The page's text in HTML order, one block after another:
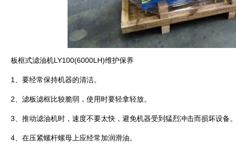
板框式滤油机LY100(6000LH)维护保养
1、要经常保持机器的清洁。
2、滤板滤框比较脆弱，使用时要轻拿轻放。
3、推动滤油机时，速度不要太快，避免机器受到猛烈冲击而损坏设备
4、在压紧螺杆螺母上应经常加润滑油。